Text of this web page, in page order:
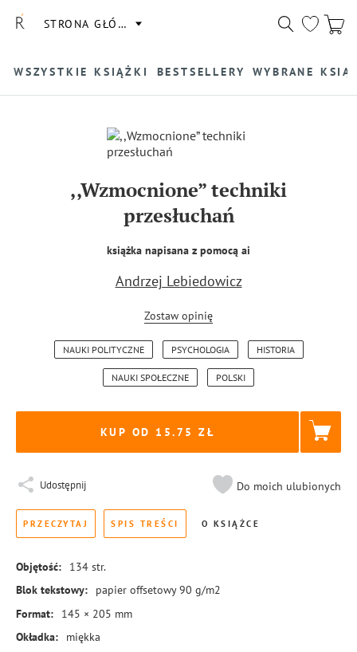
STRONA GŁÓWNA
WSZYSTKIE KSIĄŻKI BESTSELLERY WYBRANE
,,Wzmocnione” techniki
przesłuchań
książka napisana z pomocą ai
Andrzej Lebiedowicz
Zostaw opinię
NAUKI POLITYCZNE PSYCHOLOGIA HISTORIA
NAUKI SPOŁECZNE POLSKI
KUP OD 15.75
Udostępnij Do moich ulubionych
PRZECZYTAJ SPIS TREŚCI O KSIĄŻCE
Objętość: 134 str.
Blok tekstowy:
papier offsetowy 90 g/m2
Format:
145 × 205 mm
Okładka:
miękka